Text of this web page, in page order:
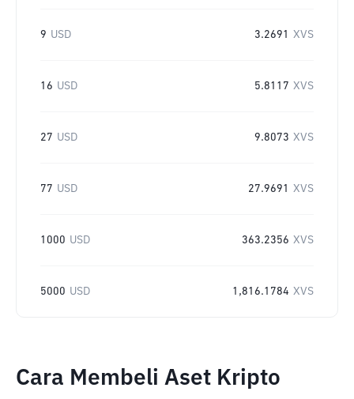
9 USD 3.2691 XVS
16 USD 5.8117 XVS
27 USD 9.8073 XVS
77 USD 27.9691 XVS
1000 USD 363.2356 XVS
5000 USD 1,816.1784 XVS
Cara Membeli Aset Kripto